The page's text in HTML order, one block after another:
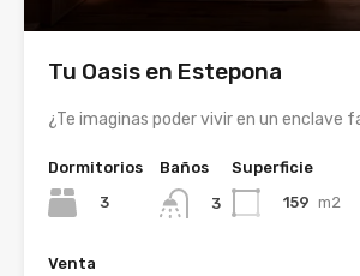
Tu Oasis en Estepona
¿Te imaginas poder vivir en un enclave
Dormitorios
3
Baños
3
Superficie
159 m2
Venta